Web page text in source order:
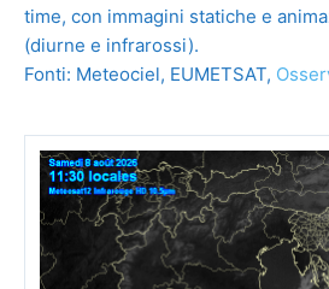
time, con immagini statiche e
(diurne e infrarossi).
Fonti: Meteociel, EUMETSAT,